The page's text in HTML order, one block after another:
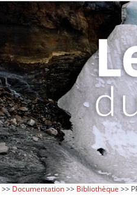
>> Documentation>> Bibliothèque >>